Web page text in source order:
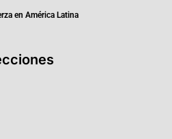
en América Latina